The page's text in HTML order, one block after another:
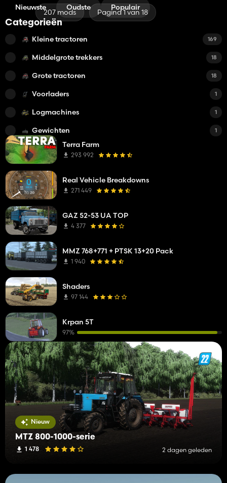
207 mods Pagina 1 van 18
Nieuw
MTZ 800-1000-serie
1 478 2 dagen geleden
Nieuwste Oudste Populair
Categorieën
Kleine tractoren 169
Middelgrote trekkers 18
Grote tractoren 18
Voorladers 1
Logmachines 1
Gewichten 1
Terra Farm
293 992
Real Vehicle Breakdowns
271 449
GAZ 52-53 UA TOP
4 377
MMZ 768+771 + PTSK 13+20 Pack
1 940
Shaders
97 144
Krpan 5T
97%